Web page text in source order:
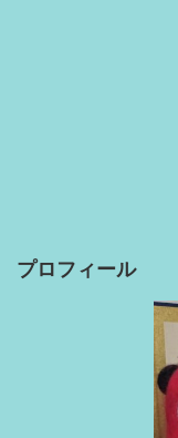
プロフィール